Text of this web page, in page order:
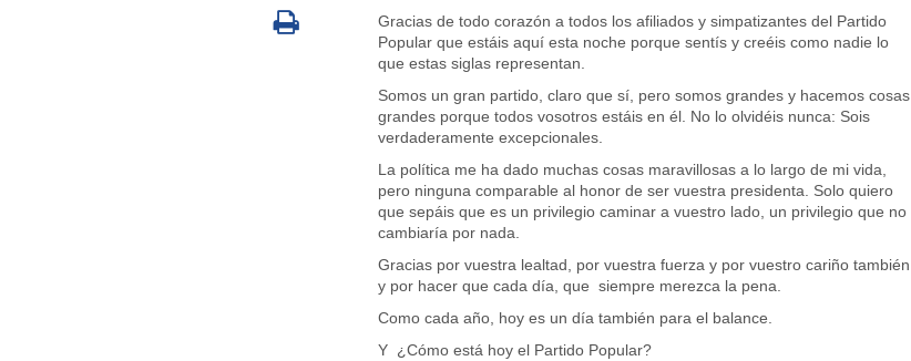
Gracias de todo corazón a todos los afiliados y simpatizantes del Partido
Popular que estáis aquí esta noche porque sentís y creéis como nadie lo
que estas siglas representan.
Somos un gran partido, claro que sí, pero somos grandes y hacemos cosas
grandes porque todos vosotros estáis en él. No lo olvidéis nunca: Sois
verdaderamente excepcionales.
La política me ha dado muchas cosas maravillosas a lo largo de mi vida,
pero ninguna comparable al honor de ser vuestra presidenta. Solo quiero
que sepáis que es un privilegio caminar a vuestro lado, un privilegio que no
cambiaría por nada.
Gracias por vuestra lealtad, por vuestra fuerza y por vuestro cariño también
y por hacer que cada día, que siempre merezca la pena.
Como cada año, hoy es un día también para el balance.
Y ¿Cómo está hoy el Partido Popular?